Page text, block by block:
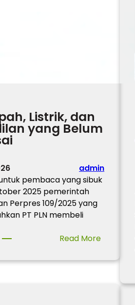
Listrik, dan
yang Belum
admin
pembaca yang sibuk
2025 pemerintah
Perpres 109/2025 yang
PT PLN membeli
Read More:
a